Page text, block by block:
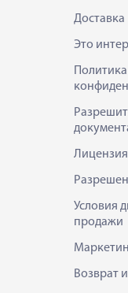
Доставка
Это
Политика
Лицензия
Условия
продажи
Возврат